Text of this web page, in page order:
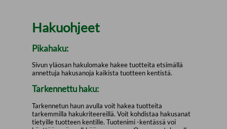
Hakuohjeet
Pikahaku:
Sivun yläosan hakulomake hakee tuotteita etsimällä
annettuja hakusanoja kaikista tuotteen kentistä.
Tarkennettu haku:
Tarkennetun haun avulla voit hakea tuotteita
tarkemmilla hakukriteereillä. Voit kohdistaa hakusanat
tietyille tuotteen kentille. Tuotenimi -kentässä voi